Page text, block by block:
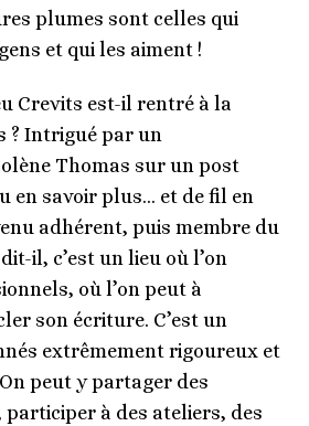
plumes sont celles qui
et qui les aiment !
Crevits est-il rentré à la
? Intrigué par un
Thomas sur un post
en savoir plus… et de fil en
adhérent, puis membre du
il, c’est un lieu où l’on
où l’on peut à
son écriture. C’est un
extrêmement rigoureux et
peut y partager des
à des ateliers, des